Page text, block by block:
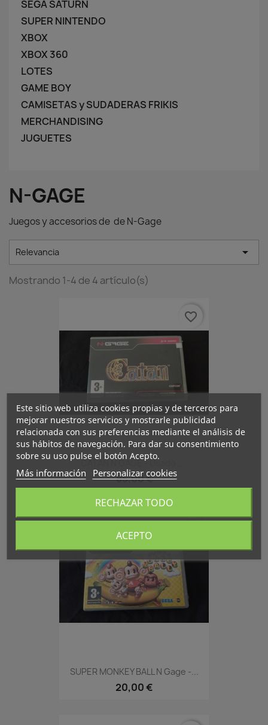
SEGA SATURN
SUPER NINTENDO
XBOX
XBOX 360
LOTES
GAME BOY
CAMISETAS y SUDADERAS FRIKIS
MERCHANDISING
JUGUETES
N-GAGE
Juegos y accesorios de de N-Gage
Relevancia 
Mostrando 1-4 de 4 artículo(s)
CATAN N GAGE - Usado ,...
85,00 €
favorite_border
SUPER MONKEY BALL N Gage -...
20,00 €
favorite_border
Este sitio web utiliza cookies propias y de terceros para
mejorar nuestros servicios y mostrarle publicidad
relacionada con sus preferencias mediante el análisis de
sus hábitos de navegación. Para dar su consentimiento
sobre su uso pulse el botón Acepto.
Más información Personalizar cookies
RECHAZAR TODO
ACEPTO